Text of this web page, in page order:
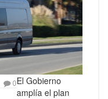
0El Gobierno
amplía el plan